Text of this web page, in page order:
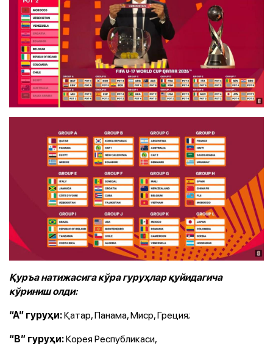
Қуръа натижасига кўра гуруҳлар қуйидагича
кўриниш олди:
“A” гуруҳи:Қатар, Панама, Миср, Греция;
“B” гуруҳи:Корея Республикаси,